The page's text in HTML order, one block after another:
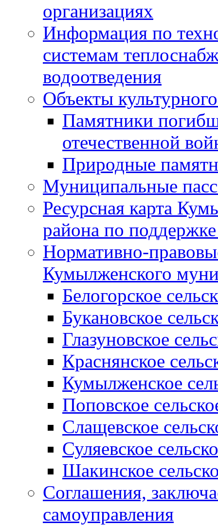
организациях
Информация по
системам
водоотведения
Объекты
Памятники
отечественной
Природные
Муниципальные
Ресурсная карта
района по
Нормативно-
Кумылженского
Белогорское
Букановское
Глазуновское
Краснянское
Кумылженское
Поповское
Слащевское
Суляевское
Шакинское
Соглашения,
самоуправления